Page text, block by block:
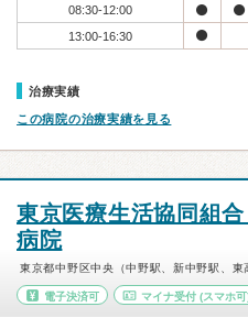
08:30-12:00
13:00-16:30
治療実績
この病院の治療実績を見る
東京医療生活協同組
病院
東京都中野区中央（中野駅、新中野駅、東
電子決済可 マイナ受付(スマホ可